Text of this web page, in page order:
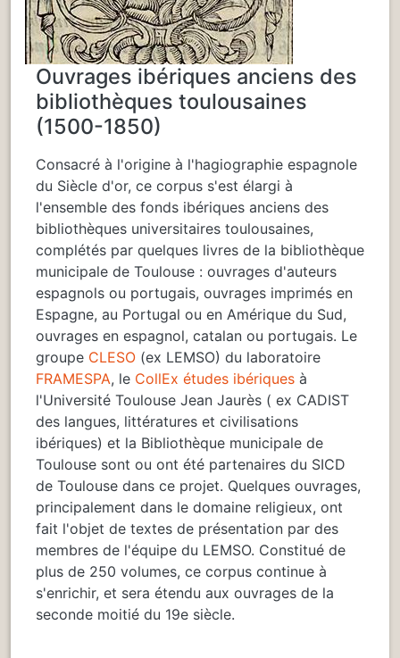
Ouvrages ibériques anciens des
bibliothèques toulousaines
(1500-1850)
Consacré à l'origine à l'hagiographie espagnole
du Siècle d'or, ce corpus s'est élargi à
l'ensemble des fonds ibériques anciens des
bibliothèques universitaires toulousaines,
complétés par quelques livres de la bibliothèque
municipale de Toulouse : ouvrages d'auteurs
espagnols ou portugais, ouvrages imprimés en
Espagne, au Portugal ou en Amérique du Sud,
ouvrages en espagnol, catalan ou portugais. Le
groupe CLESO (ex LEMSO) du laboratoire
FRAMESPA, le CollEx études ibériques à
l'Université Toulouse Jean Jaurès ( ex CADIST
des langues, littératures et civilisations
ibériques) et la Bibliothèque municipale de
Toulouse sont ou ont été partenaires du SICD
de Toulouse dans ce projet. Quelques ouvrages,
principalement dans le domaine religieux, ont
fait l'objet de textes de présentation par des
membres de l'équipe du LEMSO. Constitué de
plus de 250 volumes, ce corpus continue à
s'enrichir, et sera étendu aux ouvrages de la
seconde moitié du 19e siècle.